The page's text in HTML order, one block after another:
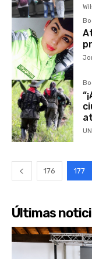
176 177
Últimas